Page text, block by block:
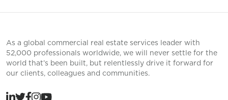
As a global commercial real estate services leader with
52,000 professionals worldwide, we will never settle for the
world that’s been built, but relentlessly drive it forward for
our clients, colleagues and communities.